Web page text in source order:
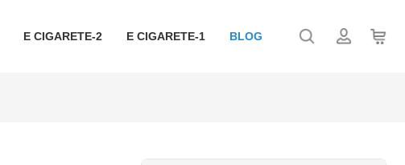
E CIGARETE-2 E CIGARETE-1 BLOG